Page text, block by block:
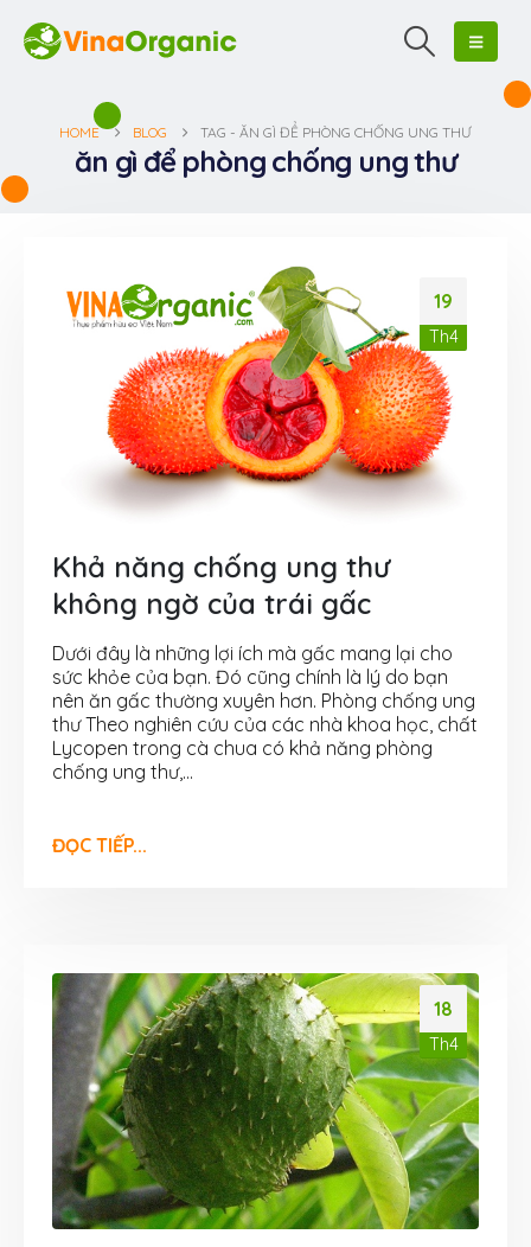
HOME BLOG TAG - ĂN GÌ ĐỂ PHÒNG CHỐNG UNG THƯ
ăn gì để phòng chống ung thư
19
Th4
Khả năng chống ung thư
không ngờ của trái gấc
Dưới đây là những lợi ích mà gấc mang lại cho
sức khỏe của bạn. Đó cũng chính là lý do bạn
nên ăn gấc thường xuyên hơn. Phòng chống ung
thư Theo nghiên cứu của các nhà khoa học, chất
Lycopen trong cà chua có khả năng phòng
chống ung thư,...
ĐỌC TIẾP...
18
Th4